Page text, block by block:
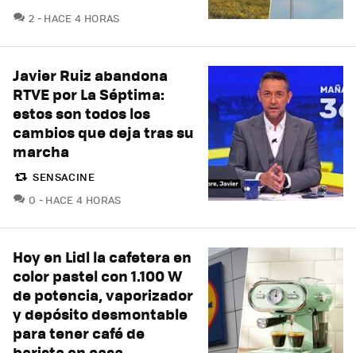
2 COMENTARIOS
HACE 4 HORAS
Javier Ruiz abandona
RTVE por La Séptima:
estos son todos los
cambios que deja tras su
marcha
SENSACINE
0 COMENTARIOS
HACE 4 HORAS
Hoy en Lidl la cafetera en
color pastel con 1.100 W
de potencia, vaporizador
y depósito desmontable
para tener café de